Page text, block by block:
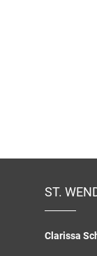
ST.
Clarissa